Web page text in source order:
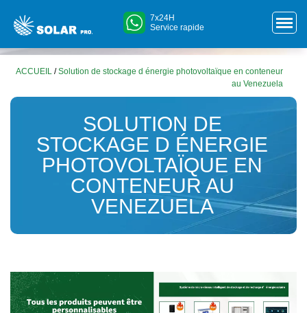
7x24H
Service rapide
ACCUEIL /Solution de stockage d énergie photovoltaïque en conteneur
au Venezuela
SOLUTION DE
STOCKAGE D ÉNERGIE
PHOTOVOLTAÏQUE EN
CONTENEUR AU
VENEZUELA